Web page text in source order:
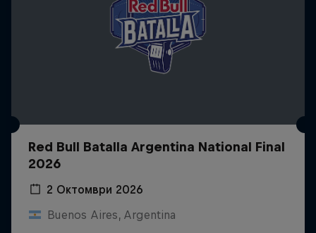
Red Bull Batalla Argentina National Final
2026
2 Октомври 2026
Buenos Aires, Argentina